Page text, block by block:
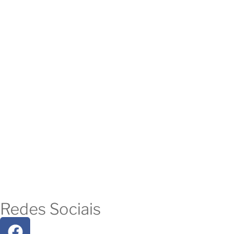
Redes Sociais